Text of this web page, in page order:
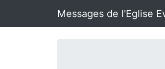
Messages de l'Eglise